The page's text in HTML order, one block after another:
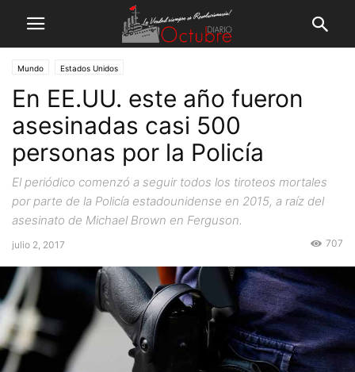
Mundo Estados Unidos
En EE.UU. este año fueron
asesinadas casi 500
personas por la Policía
El periódico comenzó a seguir todos los tiroteos mortales
por parte de la Policía estadounidense en 2015, a raíz del
asesinato de Michael Brown en Ferguson.
julio 2, 2017 707